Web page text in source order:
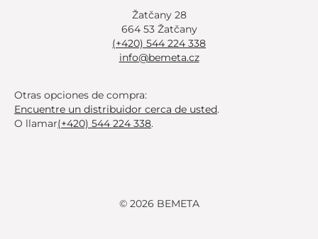
Žatčany 28
664 53 Žatčany
(+420) 544 224 338
info@bemeta.cz
Otras opciones de compra:
Encuentre un distribuidor cerca de usted.
O llamar(+420) 544 224 338.
© 2026 BEMETA